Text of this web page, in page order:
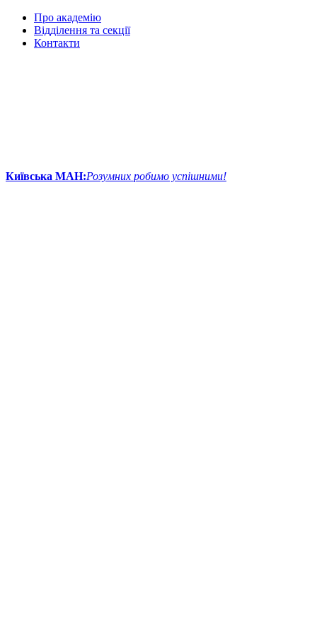
Про академію
Відділення та секції
Контакти
Київська МАН:Розумних робимо успішними!